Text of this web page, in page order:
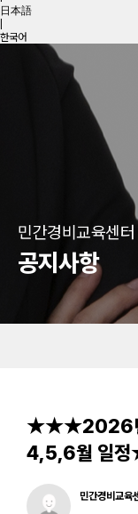
日本語
한국어
민간경비교육센터
공지사항
★★★2026년
4,5,6월 일
민간경비교육